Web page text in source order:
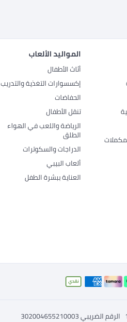
المواليد الألعاب
أثاث الأطفال
إكسسوارات التغذية والتدريب
الحفاضات
تنقل الأطفال
الرياضة واللعب في الهواء
الطلق
الدراجات والسكوترات
ألعاب البيبي
العناية ببشرة الطفل
302004655210003 الرقم الضريبي